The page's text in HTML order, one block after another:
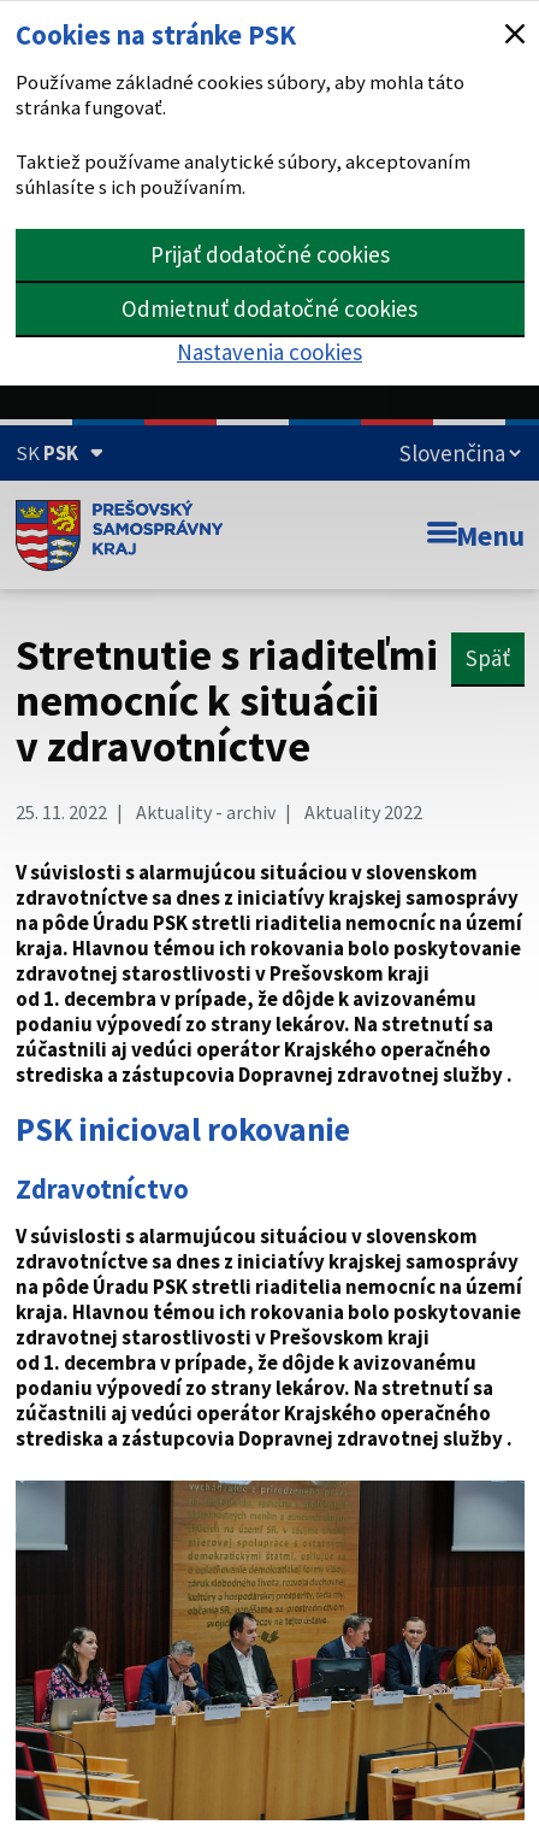
Cookies na stránke PSK
Používame základné cookies súbory, aby mohla táto
stránka fungovať.
Taktiež používame analytické súbory, akceptovaním
súhlasíte s ich používaním.
Prijať dodatočné cookies
Odmietnuť dodatočné cookies
Nastavenia cookies
SKPSK
Doména psk.sk je oficiálna
Toto je oficiálna webová stránka Prešovského
Táto stránka je zabezpečená
Buďte pozorní a vždy sa uistite, že zdieľate informácie iba
cez zabezpečenú webovú stránku. Zabezpečená stránka
Menu
Stretnutie s riaditeľmi
nemocníc k situácii
v zdravotníctve
Späť
25. 11. 2022 Aktuality - archiv Aktuality 2022
V súvislosti s alarmujúcou situáciou v slovenskom
zdravotníctve sa dnes z iniciatívy krajskej samosprávy
na pôde Úradu PSK stretli riaditelia nemocníc na území
kraja. Hlavnou témou ich rokovania bolo poskytovanie
zdravotnej starostlivosti v Prešovskom kraji
od 1. decembra v prípade, že dôjde k avizovanému
podaniu výpovedí zo strany lekárov. Na stretnutí sa
zúčastnili aj vedúci operátor Krajského operačného
strediska a zástupcovia Dopravnej zdravotnej služby .
PSK inicioval rokovanie
Zdravotníctvo
V súvislosti s alarmujúcou situáciou v slovenskom
zdravotníctve sa dnes z iniciatívy krajskej samosprávy
na pôde Úradu PSK stretli riaditelia nemocníc na území
kraja. Hlavnou témou ich rokovania bolo poskytovanie
zdravotnej starostlivosti v Prešovskom kraji
od 1. decembra v prípade, že dôjde k avizovanému
podaniu výpovedí zo strany lekárov. Na stretnutí sa
zúčastnili aj vedúci operátor Krajského operačného
strediska a zástupcovia Dopravnej zdravotnej služby .